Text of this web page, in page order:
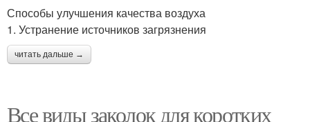
Способы улучшения качества воздуха
1. Устранение источников загрязнения
читать дальше →
Все виды заколок для коротких